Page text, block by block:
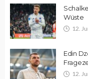
Wüste
12.
Edin
12.